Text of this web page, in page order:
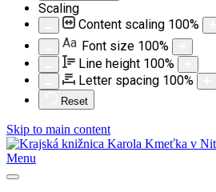
Scaling
Content scaling 100%
Aa Font size 100%
Line height 100%
Letter spacing 100%
Reset
Skip to main content
Menu